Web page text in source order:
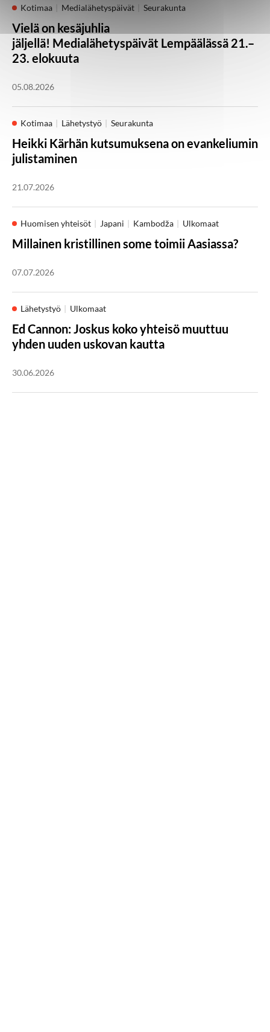
Kotimaa Medialähetyspäivät Seurakunta
Vielä on kesäjuhlia
jäljellä! Medialähetyspäivät Lempäälässä 21.–
23. elokuuta
05.08.2026
Kotimaa Lähetystyö Seurakunta
Heikki Kärhän kutsumuksena on evankeliumin
julistaminen
21.07.2026
Huomisen yhteisöt Japani Kambodža Ulkomaat
Millainen kristillinen some toimii Aasiassa?
07.07.2026
Lähetystyö Ulkomaat
Ed Cannon: Joskus koko yhteisö muuttuu
yhden uuden uskovan kautta
30.06.2026